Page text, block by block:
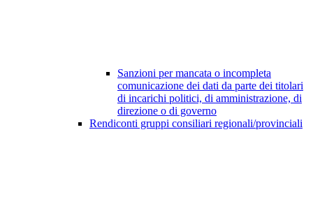
Sanzioni per mancata o incompleta
comunicazione dei dati da parte dei titolari
di incarichi politici, di amministrazione, di
direzione o di governo
Rendiconti gruppi consiliari regionali/provinciali